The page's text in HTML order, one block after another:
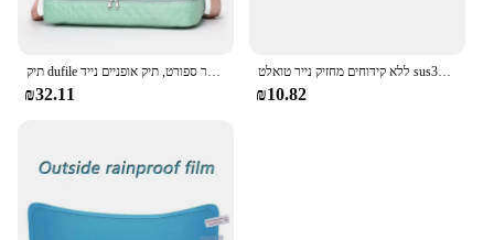
תיק dufile נסיעות סריג קל משקל, תיק אחסון ספורט כושר ספורט, תיק אופניים נייד
₪32.11
ללא קידוחים מחזיק נייר טואלט sus304 נירוסטה עצמית דבק קיר הר רקמות מגבת רקמות מגבת אמבטיה
₪10.82